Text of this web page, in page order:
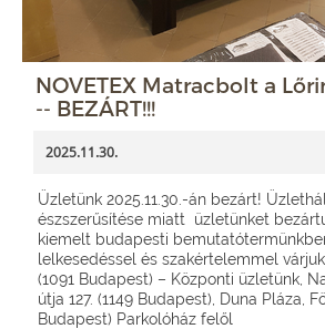
NOVETEX Matracbolt a
-- BEZÁRT!!!
2025.11.30.
Üzletünk 2025.11.30.-án bezárt!
észszerűsítése miatt üzletünket
kiemelt budapesti
lelkesedéssel és szakértelemmel várjuk
(1091 Budapest) – Központi üzletünk,
útja 127. (1149 Budapest), Duna Pláza,
Budapest) Parkolóház felől